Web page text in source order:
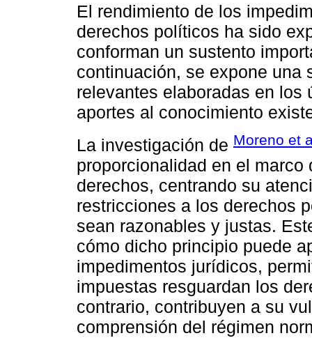
El rendimiento de los
derechos políticos ha sido
conforman un sustento
continuación, se expone una
relevantes elaboradas en los
aportes al conocimiento
La investigación de Moreno et
proporcionalidad en el
derechos, centrando su
restricciones a los derechos
sean razonables y justas.
cómo dicho principio puede
impedimentos jurídicos,
impuestas resguardan los
contrario, contribuyen a su
comprensión del régimen